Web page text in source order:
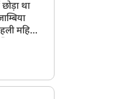
था
महिला